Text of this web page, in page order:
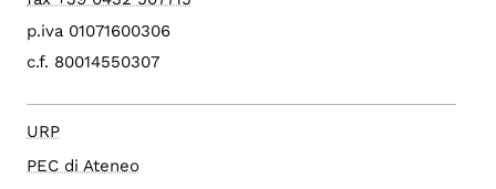
p.iva 01071600306
c.f. 80014550307
URP
PEC di Ateneo